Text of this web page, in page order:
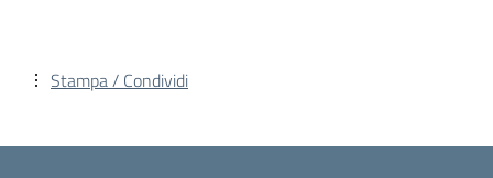
Stampa / Condividi